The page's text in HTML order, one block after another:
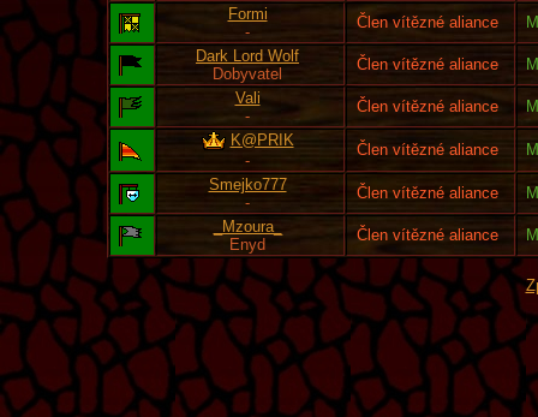
Formi
-
Člen vítězné aliance
Dark Lord Wolf
Dobyvatel
Člen vítězné aliance
Vali
-
Člen vítězné aliance
K@PRIK
-
Člen vítězné aliance
Smejko777
-
Člen vítězné aliance
_Mzoura_
Enyd
Člen vítězné aliance